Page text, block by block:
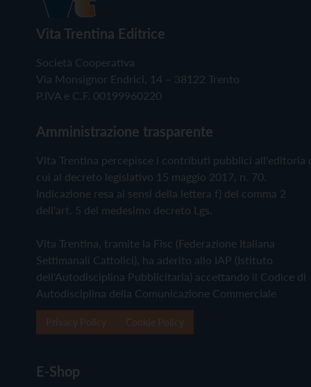
Vita Trentina Editrice
Società Cooperativa
Via Monsignor Endrici, 14 – 38122 Trento
P.IVA e C.F. 00199960220
Amministrazione trasparente
Vita Trentina percepisce i contributi pubblici all'editoria
cui al decreto legislativo 15 maggio 2017, n. 70.
Indicazione resa ai sensi della lettera f) del comma 2
dell'art. 5 del medesimo decreto Lgs.
Vita Trentina, tramite la Fisc (Federazione Italiana
Settimanali Cattolici), ha aderito allo IAP (Istituto
dell'Autodisciplina Pubblicitaria) accettando il Codice di
Autodisciplina della Comunicazione Commerciale
E-Shop